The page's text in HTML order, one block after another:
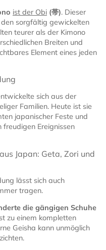
ist der Obi (帯). Dieser
sorgfältig gewickelten
teurer als der Kimono
Breiten und
Element eines jeden
sich aus der
Familien. Heute ist sie
japanischer Feste und
freudigen Ereignissen
Japan: Geta, Zori und
lässt sich auch
tragen.
die gängigen Schuhe
zu einem kompletten
Geisha kann unmöglich